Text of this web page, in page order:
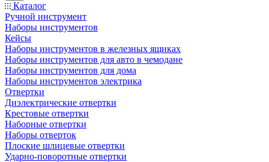
Каталог
Ручной инструмент
Наборы инструментов
Кейсы
Наборы инструментов в железных ящиках
Наборы инструментов для авто в чемодане
Наборы инструментов для дома
Наборы инструментов электрика
Отвертки
Диэлектрические отвертки
Крестовые отвертки
Наборные отвертки
Наборы отверток
Плоские шлицевые отвертки
Ударно-поворотные отвертки